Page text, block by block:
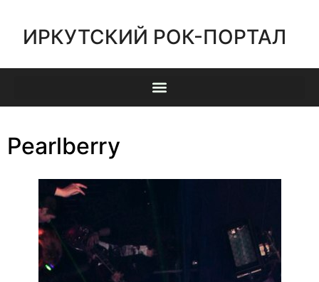
ИРКУТСКИЙ РОК-ПОРТАЛ
Pearlberry